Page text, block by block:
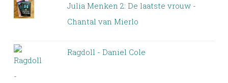
Julia Menken 2: De laatste vrouw -
Chantal van Mierlo
Ragdoll - Daniel Cole